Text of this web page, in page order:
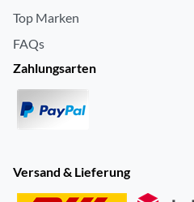
Top Marken
FAQs
Zahlungsarten
Versand & Lieferung